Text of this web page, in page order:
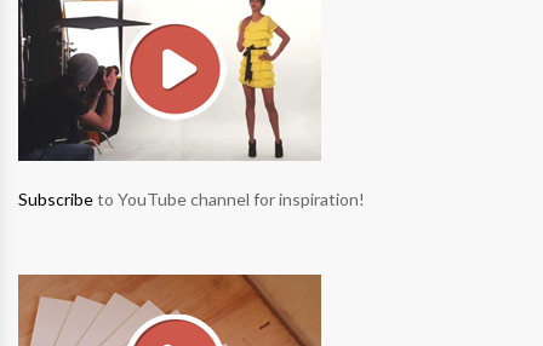
Subscribeto YouTube channel for inspiration!